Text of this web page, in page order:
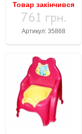
Товар закінчився
761 грн.
Артикул: 35868